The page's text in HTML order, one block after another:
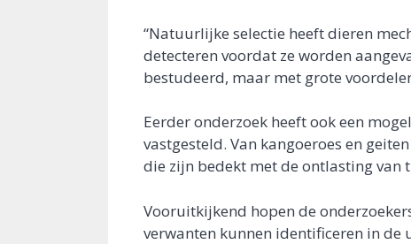
“Natuurlijke selectie heeft dieren
detecteren voordat ze worden
bestudeerd, maar met grote
Eerder onderzoek heeft ook een
vastgesteld. Van kangoeroes en
die zijn bedekt met de ontlasting van
Vooruitkijkend hopen de
verwanten kunnen identificeren in de